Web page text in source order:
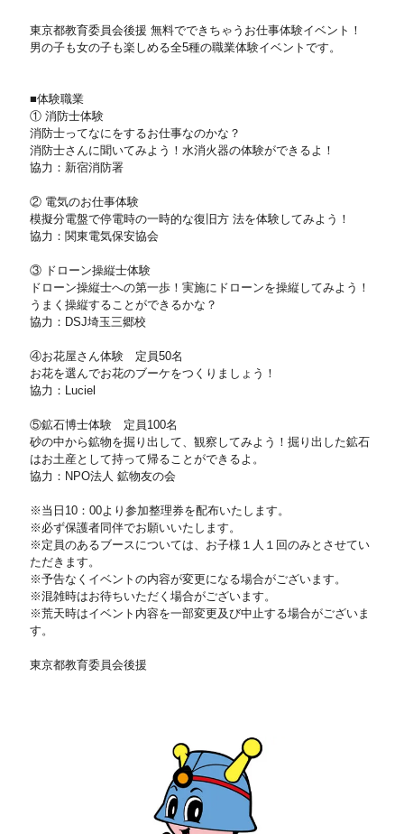
東京都教育委員会後援 無料でできちゃうお仕事体験イベント！
男の子も女の子も楽しめる全5種の職業体験イベントです。
■体験職業
① 消防士体験
消防士ってなにをするお仕事なのかな？
消防士さんに聞いてみよう！水消火器の体験ができるよ！
協力：新宿消防署
② 電気のお仕事体験
模擬分電盤で停電時の一時的な復旧方 法を体験してみよう！
協力：関東電気保安協会
③ ドローン操縦士体験
ドローン操縦士への第一歩！実施にドローンを操縦してみよう！
うまく操縦することができるかな？
協力：DSJ埼玉三郷校
④お花屋さん体験 定員50名
お花を選んでお花のブーケをつくりましょう！
協力：Luciel
⑤鉱石博士体験 定員100名
砂の中から鉱物を掘り出して、観察してみよう！掘り出した鉱石
はお土産として持って帰ることができるよ。
協力：NPO法人 鉱物友の会
※当日10：00より参加整理券を配布いたします。
※必ず保護者同伴でお願いいたします。
※定員のあるブースについては、お子様１人１回のみとさせてい
ただきます。
※予告なくイベントの内容が変更になる場合がございます。
※混雑時はお待ちいただく場合がございます。
※荒天時はイベント内容を一部変更及び中止する場合がございま
す。
東京都教育委員会後援